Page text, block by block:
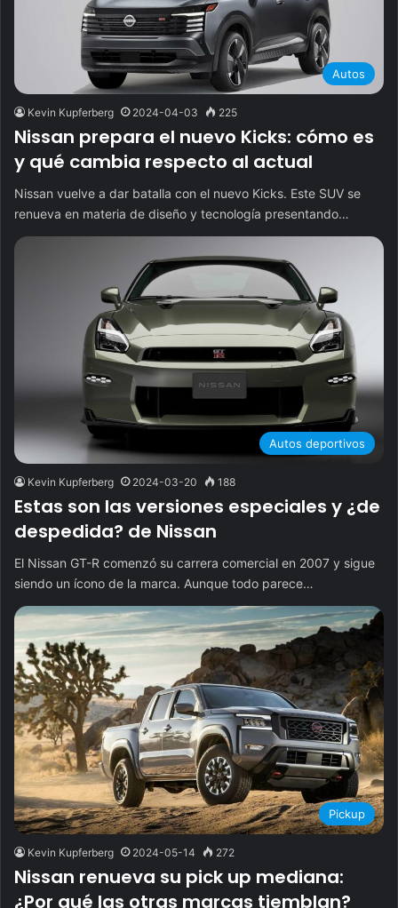
Autos
Kevin Kupferberg 2024-04-03 225
Nissan prepara el nuevo Kicks: cómo es
y qué cambia respecto al actual
Nissan vuelve a dar batalla con el nuevo Kicks. Este SUV se
renueva en materia de diseño y tecnología presentando…
Autos deportivos
Kevin Kupferberg 2024-03-20 188
Estas son las versiones especiales y ¿de
despedida? de Nissan
El Nissan GT-R comenzó su carrera comercial en 2007 y sigue
siendo un ícono de la marca. Aunque todo parece…
Pickup
Kevin Kupferberg 2024-05-14 272
Nissan renueva su pick up mediana:
¿Por qué las otras marcas tiemblan?